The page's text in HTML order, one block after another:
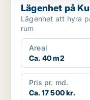
Lägenhet på
Lägenhet att hyra på
rum
Areal
Ca. 40 m2
Pris pr. md.
Ca. 17 500 kr.